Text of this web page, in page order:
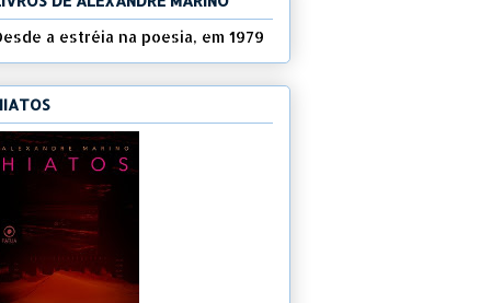
a estréia na poesia, em 1979